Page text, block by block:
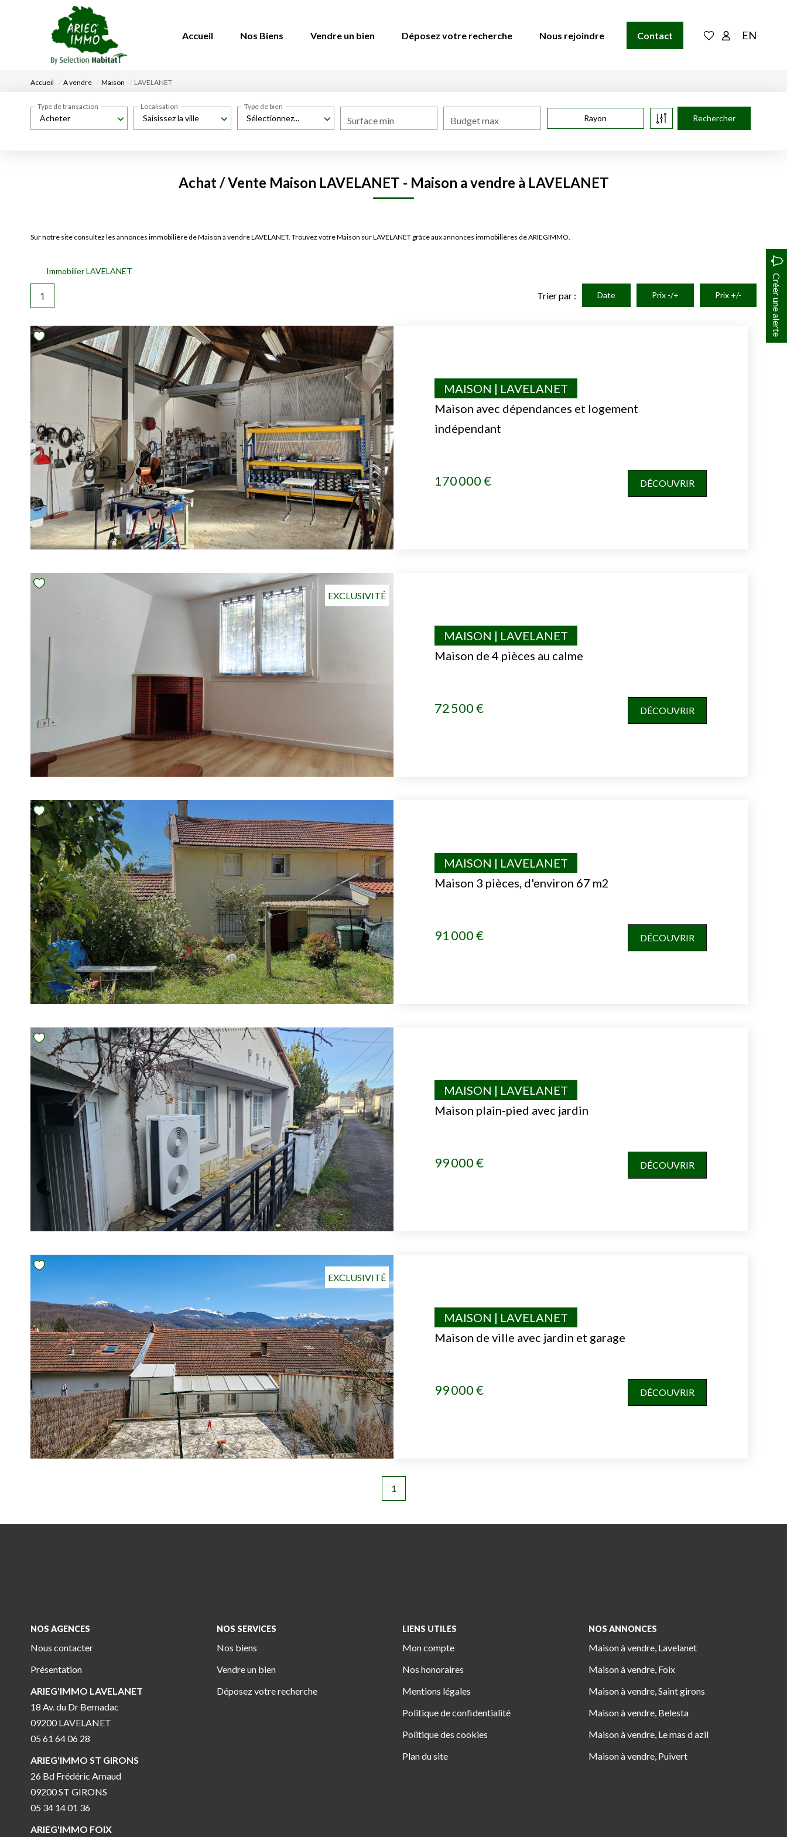
Accueil Nos Biens Vendre un bien Déposez votre recherche Nous rejoindre Contact EN
Accueil A vendre Maison LAVELANET
Acheter
Type de transaction
Saisissez la ville
Localisation
Sélectionnez...
Type de bien
Surface min Budget max Rayon
Achat / Vente Maison LAVELANET - Maison a vendre à LAVELANET
Sur notre site consultez les annonces immobilière de Maison à vendre LAVELANET. Trouvez votre Maison sur LAVELANET grâce aux annonces immobilières de ARIEGIMMO.
Immobilier LAVELANET
Créer une alerte
1 Trier par : Date Prix -/+ Prix +/-
Maison avec dépendances et logement
indépendant
MAISON | LAVELANET
170 000 € DÉCOUVRIR
EXCLUSIVITÉ
Maison de 4 pièces au calme
MAISON | LAVELANET
72 500 € DÉCOUVRIR
Maison 3 pièces, d'environ 67 m2
MAISON | LAVELANET
91 000 € DÉCOUVRIR
Maison plain-pied avec jardin
MAISON | LAVELANET
99 000 € DÉCOUVRIR
EXCLUSIVITÉ
Maison de ville avec jardin et garage
MAISON | LAVELANET
99 000 € DÉCOUVRIR
1
NOS AGENCES
Nous contacter
Présentation
ARIEG'IMMO LAVELANET
18 Av. du Dr Bernadac
09200 LAVELANET
05 61 64 06 28
ARIEG'IMMO ST GIRONS
26 Bd Frédéric Arnaud
09200 ST GIRONS
05 34 14 01 36
ARIEG'IMMO FOIX
NOS SERVICES
Nos biens
Vendre un bien
Déposez votre recherche
LIENS UTILES
Mon compte
Nos honoraires
Mentions légales
Politique de confidentialité
Politique des cookies
Plan du site
NOS ANNONCES
Maison à vendre, Lavelanet
Maison à vendre, Foix
Maison à vendre, Saint girons
Maison à vendre, Belesta
Maison à vendre, Le mas d azil
Maison à vendre, Puivert